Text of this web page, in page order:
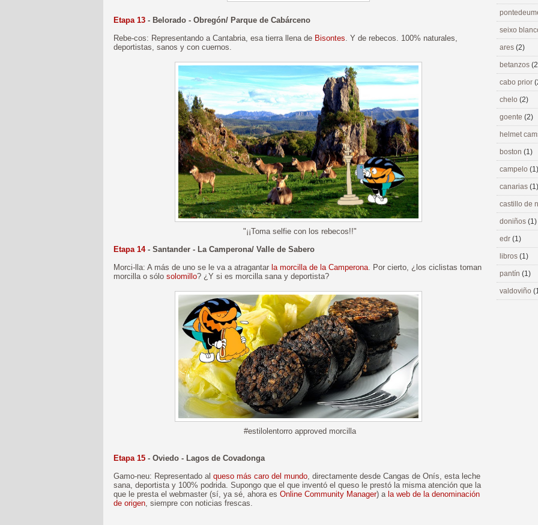
Etapa 13 - Belorado - Obregón/ Parque de Cabárceno
Rebe-cos: Representando a Cantabria, esa tierra llena de Bisontes. Y de rebecos. 100% naturales,
deportistas, sanos y con cuernos.
"¡¡Toma selfie con los rebecos!!"
Etapa 14- Santander - La Camperona/ Valle de Sabero
Morci-lla: A más de uno se le va a atragantar la morcilla de la Camperona. Por cierto, ¿los ciclistas toman
morcilla o sólo solomillo? ¿Y si es morcilla sana y deportista?
#estilolentorro approved morcilla
Etapa 15 - Oviedo - Lagos de Covadonga
Gamo-neu: Representado al queso más caro del mundo, directamente desde Cangas de Onís, esta leche
sana, deportista y 100% podrida. Supongo que el que inventó el queso le prestó la misma atención que la
que le presta el webmaster (sí, ya sé, ahora es Online Community Manager) a la web de la denominación
de origen, siempre con noticias frescas.
seixo
ares (2)
betanzos
cabo prior
chelo (2)
goente (2)
helmet
boston (1)
campelo (1)
canarias (1)
castillo de
doniños (1)
edr (1)
libros (1)
pantín (1)
valdoviño